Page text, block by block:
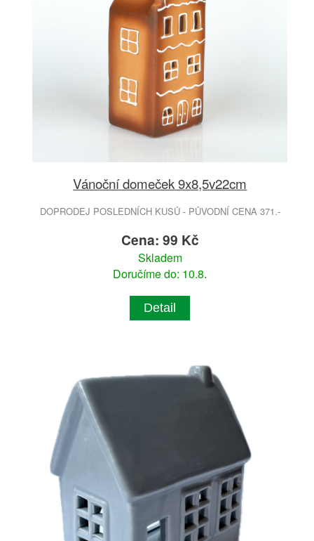
Vánoční domeček 9x8,5v22cm
DOPRODEJ POSLEDNÍCH KUSŮ - PŮVODNÍ CENA 371.-
Cena: 99 Kč
Skladem
Doručíme do: 10.8.
Detail